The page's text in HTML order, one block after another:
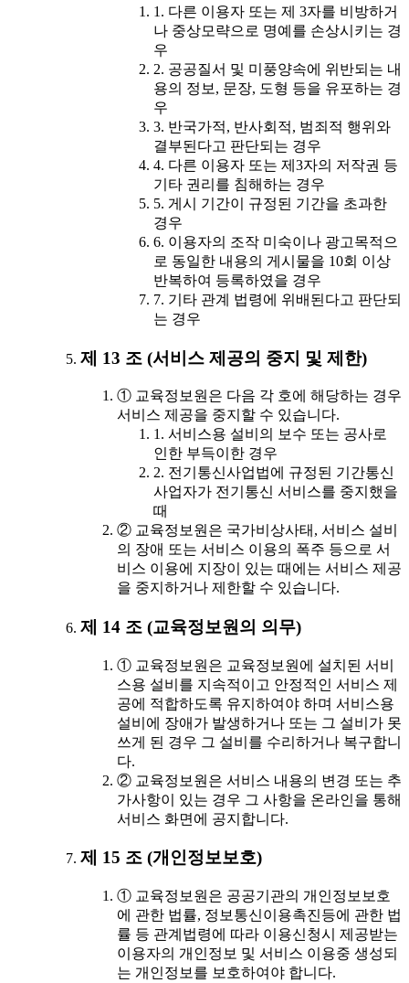
1. 다른 이용자 또는 제 3자를 비방하거
나 중상모략으로 명예를 손상시키는 경
우
2. 공공질서 및 미풍양속에 위반되는 내
용의 정보, 문장, 도형 등을 유포하는 경
우
3. 반국가적, 반사회적, 범죄적 행위와
결부된다고 판단되는 경우
4. 다른 이용자 또는 제3자의 저작권 등
기타 권리를 침해하는 경우
5. 게시 기간이 규정된 기간을 초과한
경우
6. 이용자의 조작 미숙이나 광고목적으
로 동일한 내용의 게시물을 10회 이상
반복하여 등록하였을 경우
7. 기타 관계 법령에 위배된다고 판단되
는 경우
제 13 조 (서비스 제공의 중지 및 제한)
① 교육정보원은 다음 각 호에 해당하는 경우
서비스 제공을 중지할 수 있습니다.
1. 서비스용 설비의 보수 또는 공사로
인한 부득이한 경우
2. 전기통신사업법에 규정된 기간통신
사업자가 전기통신 서비스를 중지했을
때
② 교육정보원은 국가비상사태, 서비스 설비
의 장애 또는 서비스 이용의 폭주 등으로 서
비스 이용에 지장이 있는 때에는 서비스 제공
을 중지하거나 제한할 수 있습니다.
제 14 조 (교육정보원의 의무)
① 교육정보원은 교육정보원에 설치된 서비
스용 설비를 지속적이고 안정적인 서비스 제
공에 적합하도록 유지하여야 하며 서비스용
설비에 장애가 발생하거나 또는 그 설비가 못
쓰게 된 경우 그 설비를 수리하거나 복구합니
다.
② 교육정보원은 서비스 내용의 변경 또는 추
가사항이 있는 경우 그 사항을 온라인을 통해
서비스 화면에 공지합니다.
제 15 조 (개인정보보호)
① 교육정보원은 공공기관의 개인정보보호
에 관한 법률, 정보통신이용촉진등에 관한 법
률 등 관계법령에 따라 이용신청시 제공받는
이용자의 개인정보 및 서비스 이용중 생성되
는 개인정보를 보호하여야 합니다.